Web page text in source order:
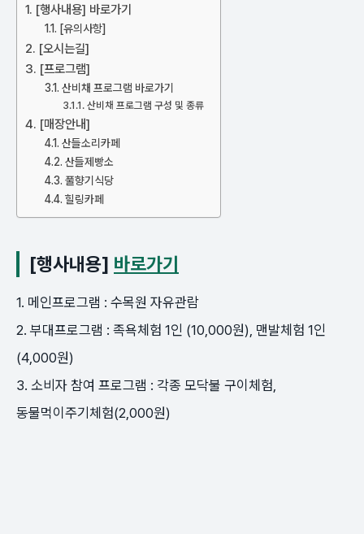
[행사내용] 바로가기
[유의사항]
[오시는길]
[프로그램]
산비채 프로그램 바로가기
산비채 프로그램 구성 및 종류
[매장안내]
산들소리카페
산들제빵소
풀향기식당
힐링카페
[행사내용] 바로가기
1. 메인프로그램 : 수목원 자유관람
2. 부대프로그램 : 족욕체험 1인 (10,000원), 맨발체험 1인
(4,000원)
3. 소비자 참여 프로그램 : 각종 모닥불 구이체험,
동물먹이주기체험(2,000원)